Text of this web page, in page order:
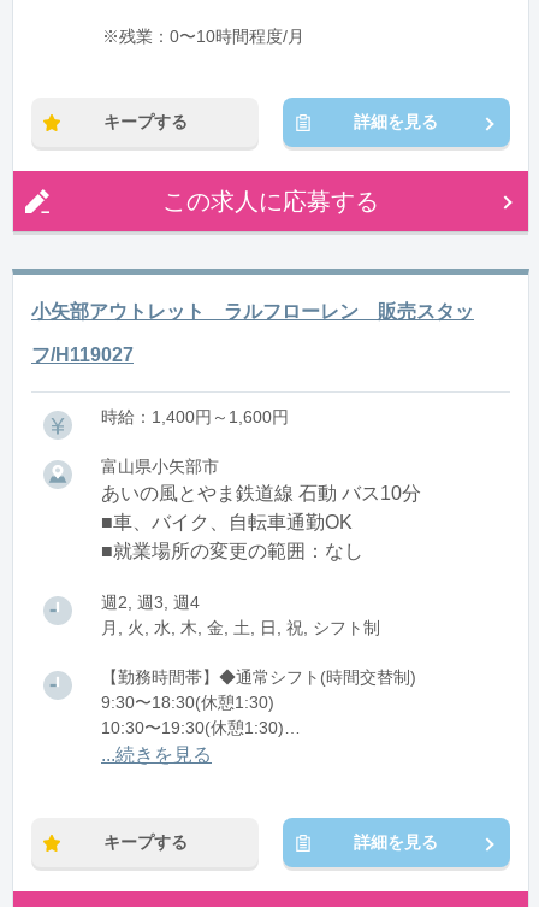
※残業：0〜10時間程度/月
キープする 詳細を見る
この求人に応募する
小矢部アウトレット ラルフローレン 販売スタッ
フ/H119027
時給：1,400円～1,600円
富山県小矢部市
あいの風とやま鉄道線 石動 バス10分
■車、バイク、自転車通勤OK
■就業場所の変更の範囲：なし
週2, 週3, 週4
月, 火, 水, 木, 金, 土, 日, 祝, シフト制
【勤務時間帯】◆通常シフト(時間交替制)
9:30〜18:30(休憩1:30)
10:30〜19:30(休憩1:30)
11:30〜20:30(休憩1:30)
...続きを見る
キープする 詳細を見る